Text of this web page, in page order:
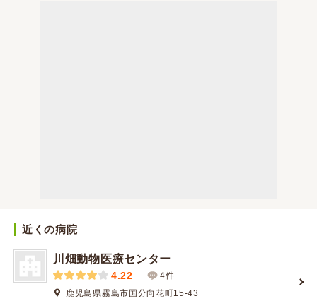
近くの病院
川畑動物医療センター
4.22
4件
鹿児島県霧島市国分向花町15-43